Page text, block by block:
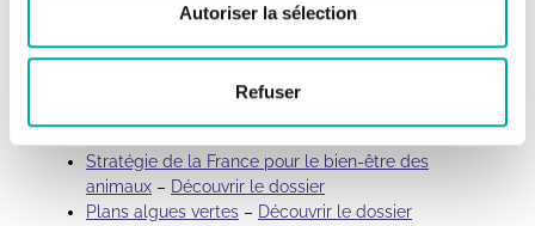
Autoriser la sélection
Refuser
Plan national d’adaptation au changement
Programme national de la Foret et du bois (PNFB)
Découvrir le dossier
Stratégie de la France pour le bien-être des
animaux – Découvrir le dossier
Plans algues vertes – Découvrir le dossier